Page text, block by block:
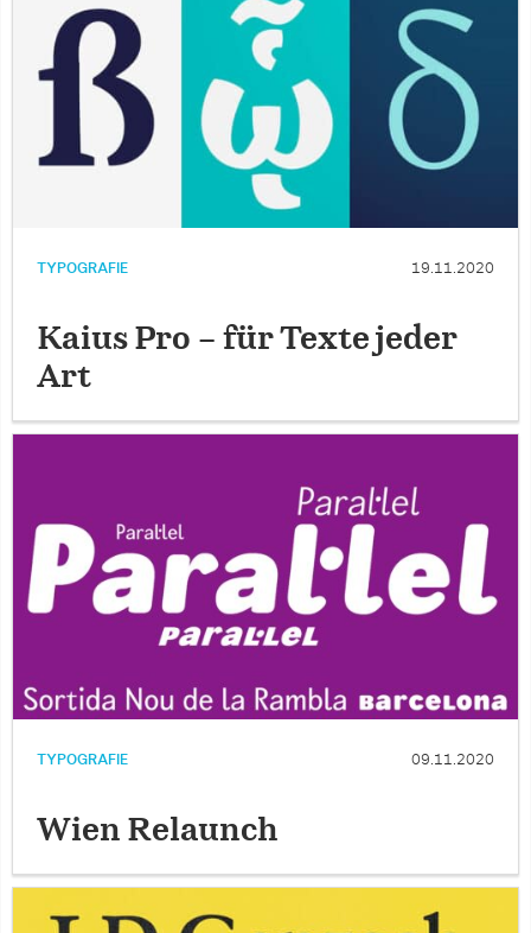
TYPOGRAFIE 19.11.2020
Kaius Pro – für Texte jeder
Art
TYPOGRAFIE 09.11.2020
Wien Relaunch